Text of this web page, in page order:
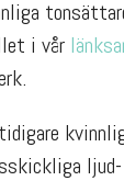
i vår
ljud-